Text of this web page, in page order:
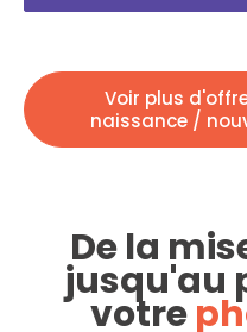
Voir plus
naissance /
De la
jusqu'au
votre